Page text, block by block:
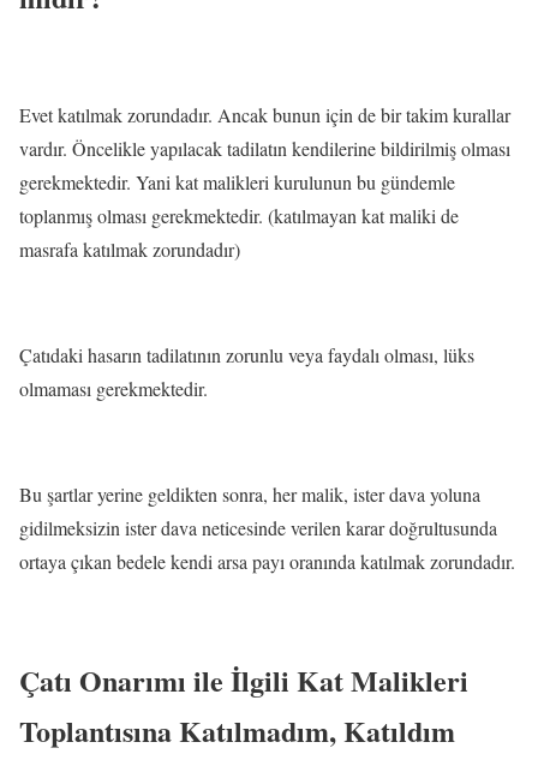
Evet katılmak zorundadır. Ancak bunun için de bir takim kurallar
vardır. Öncelikle yapılacak tadilatın kendilerine bildirilmiş olması
gerekmektedir. Yani kat malikleri kurulunun bu gündemle
toplanmış olması gerekmektedir. (katılmayan kat maliki de
masrafa katılmak zorundadır)
Çatıdaki hasarın tadilatının zorunlu veya faydalı olması, lüks
olmaması gerekmektedir.
Bu şartlar yerine geldikten sonra, her malik, ister dava yoluna
gidilmeksizin ister dava neticesinde verilen karar doğrultusunda
ortaya çıkan bedele kendi arsa payı oranında katılmak zorundadır.
Çatı Onarımı ile İlgili Kat Malikleri
Toplantısına Katılmadım, Katıldım